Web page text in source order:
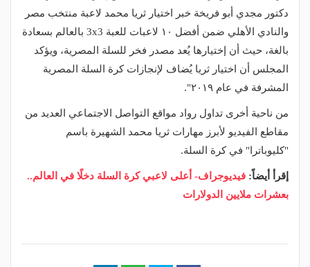
دكتور مجدي أبو فريخة خبر اختيار ثريا محمد لاعبة منتخب مصر
والنادي الأهلي ضمن أفضل ١٠ لاعبات للعبة 3x3 بالعالم بسعادة
بالغة، حيث أن إختيارها يُعد مصدر فخر للسلة المصرية، ويؤكد
المجلس أن اختيار ثريا يُضاف لإنجازات كرة السلة المصرية
المشرفة في عام ٢٠١٩".
من ناحية أخرى تداول رواد مواقع التواصل الاجتماعي العديد من
مقاطع الفيديو لأبرز مهارات ثريا محمد الشهيرة باسم
"كليوباترا" في كرة السلة.
إقرأ أيضاً: فيديوجراف- أعلى لاعبي كرة السلة دخلًا في العالم..
بعشرات ملايين الدولارات